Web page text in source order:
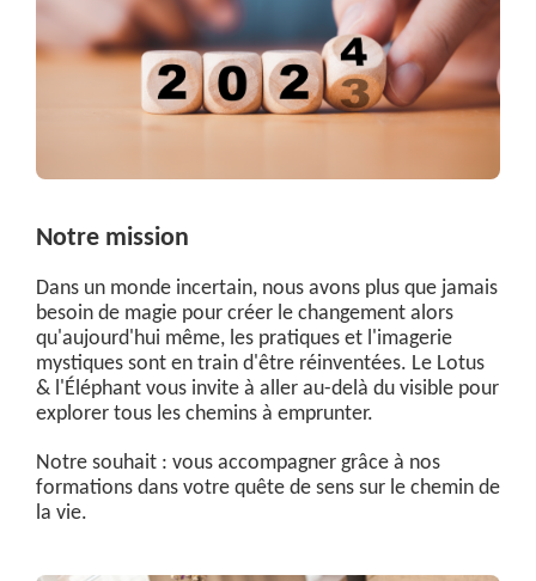
Notre mission
Dans un monde incertain, nous avons plus que jamais
besoin de magie pour créer le changement alors
qu'aujourd'hui même, les pratiques et l'imagerie
mystiques sont en train d'être réinventées. Le Lotus
& l'Éléphant vous invite à aller au-delà du visible pour
explorer tous les chemins à emprunter.
Notre souhait : vous accompagner grâce à nos
formations dans votre quête de sens sur le chemin de
la vie.